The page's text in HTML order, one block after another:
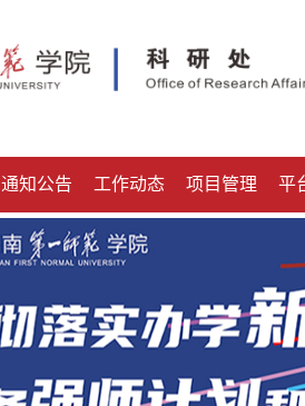
通知公告 工作动态 项目管理 平